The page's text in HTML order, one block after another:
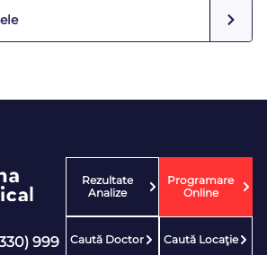
999
Rezultate
Analize
Programare
Online
Caută Doctor Caută Locaţie